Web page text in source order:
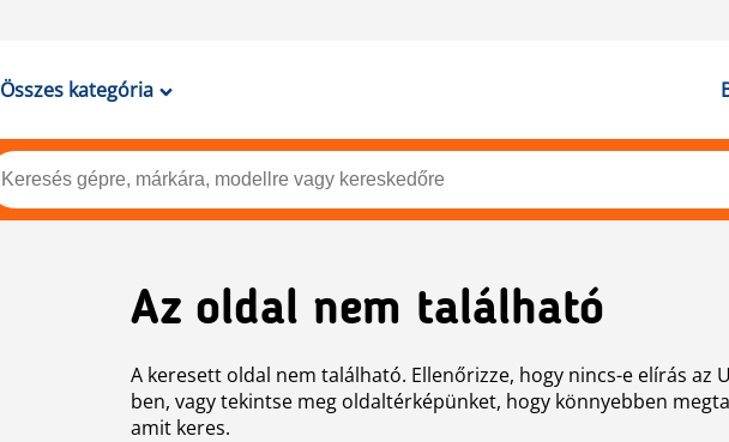
Összes kategória
Az oldal nem található
A keresett oldal nem található. Ellenőrizze, hogy nincs-e elírás az
ben, vagy tekintse meg oldaltérképünket, hogy könnyebben
amit keres.